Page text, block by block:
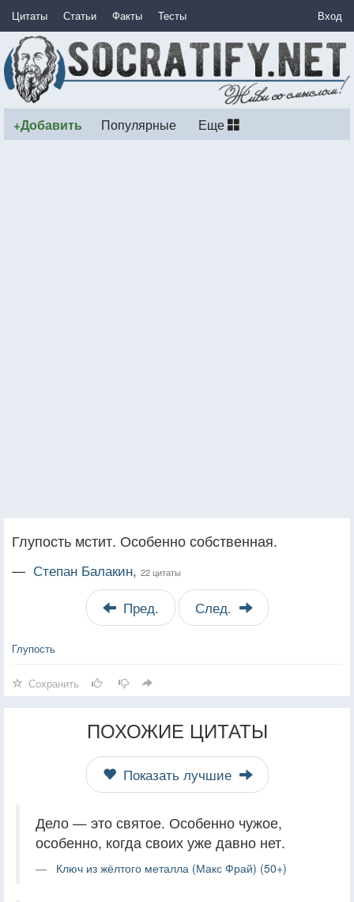
Цитаты Статьи Факты Тесты Вход
+Добавить Популярные Еще
Глупость мстит. Особенно собственная.
— Степан Балакин, 22 цитаты
Пред. След.
Глупость
Сохранить
ПОХОЖИЕ ЦИТАТЫ
Показать лучшие
Дело — это святое. Особенно чужое,
особенно, когда своих уже давно нет.
Ключ из жёлтого металла (Макс Фрай) (50+)